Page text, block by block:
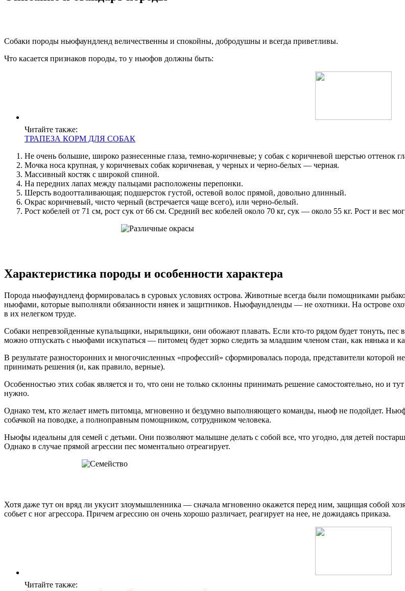
Собаки породы ньюфаундленд величественны и спокойны, добродушны и всегда приветливы.
Что касается признаков породы, то у ньюфов должны быть:
Читайте также:
ТРАПЕЗА КОРМ ДЛЯ СОБАК
Не очень большие, широко разнесенные глаза, темно-коричневые; у собак с коричневой шерстью оттенок
Мочка носа крупная, у коричневых собак коричневая, у черных и черно-белых — черная.
Массивный костяк с широкой спиной.
На передних лапах между пальцами расположены перепонки.
Шерсть водоотталивающая; подшерсток густой, остевой волос прямой, довольно длинный.
Окрас коричневый, чисто черный (встречается чаще всего), или черно-белый.
Рост кобелей от 71 см, рост сук от 66 см. Средний вес кобелей около 70 кг, сук — около 55 кг. Рост и вес
Характеристика породы и особенности характера
Порода ньюфаундленд формировалась в суровых условиях острова. Животные всегда были помощниками
ньюфами, которые выполняли обязанности нянек и защитников. Ньюфаундленды — не охотники. На острове
в их нелегком труде.
Собаки непревзойденные купальщики, ныряльщики, они обожают плавать. Если кто-то рядом будет тонуть, пес
можно отпускать с ньюфами искупаться — питомец будет зорко следить за младшим членом стаи, как нянька и
В результате разносторонних и многочисленных «профессий» сформировалась порода, представители которой
принимать решения (и, как правило, верные).
Особенностью этих собак является и то, что они не только склонны принимать решение самостоятельно, но и
нужно.
Однако тем, кто желает иметь питомца, мгновенно и бездумно выполняющего команды, ньюф не подойдет.
собачкой на поводке, а полноправным помощником, сотрудником человека.
Ньюфы идеальны для семей с детьми. Они позволяют малышне делать с собой все, что угодно, для детей
Однако в случае прямой агрессии пес моментально отреагирует.
Хотя даже тут он вряд ли укусит злоумышленника — сначала мгновенно окажется перед ним, защищая собой
собьет с ног агрессора. Причем агрессию он очень хорошо различает, реагирует на нее, не дожидаясь приказа.
Читайте также: